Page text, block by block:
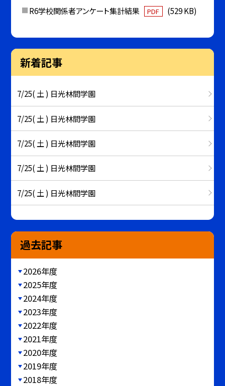
R6学校関係者アンケート集計結果
PDF (529 KB)
新着記事
7/25( 土 ) 日光林間学園
7/25( 土 ) 日光林間学園
7/25( 土 ) 日光林間学園
7/25( 土 ) 日光林間学園
7/25( 土 ) 日光林間学園
過去記事
2026年度
2025年度
2024年度
2023年度
2022年度
2021年度
2020年度
2019年度
2018年度